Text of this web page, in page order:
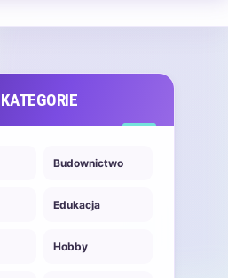
KATEGORIE
Budownictwo
Edukacja
Hobby